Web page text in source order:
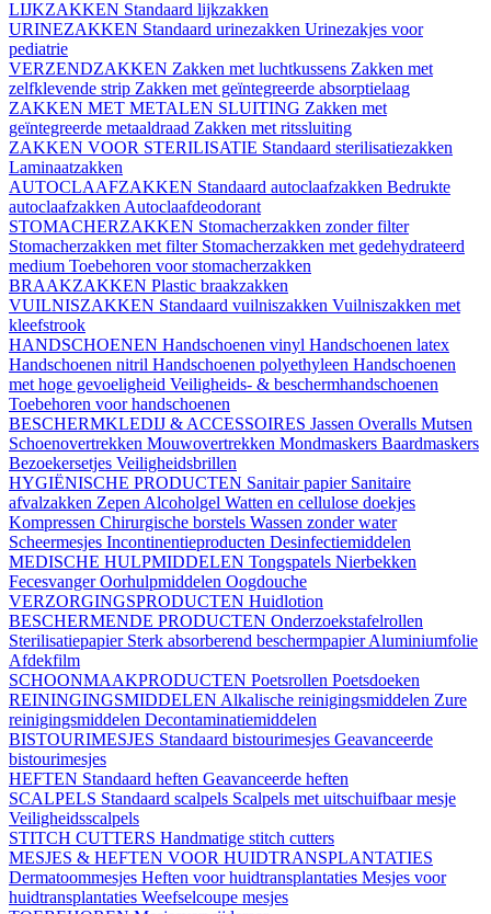
LIJKZAKKEN Standaard lijkzakken
URINEZAKKEN Standaard urinezakken Urinezakjes voor
pediatrie
VERZENDZAKKEN Zakken met luchtkussens Zakken met
zelfklevende strip Zakken met geïntegreerde absorptielaag
ZAKKEN MET METALEN SLUITING Zakken met
geïntegreerde metaaldraad Zakken met ritssluiting
ZAKKEN VOOR STERILISATIE Standaard sterilisatiezakken
Laminaatzakken
AUTOCLAAFZAKKEN Standaard autoclaafzakken Bedrukte
autoclaafzakken Autoclaafdeodorant
STOMACHERZAKKEN Stomacherzakken zonder filter
Stomacherzakken met filter Stomacherzakken met gedehydrateerd
medium Toebehoren voor stomacherzakken
BRAAKZAKKEN Plastic braakzakken
VUILNISZAKKEN Standaard vuilniszakken Vuilniszakken met
kleefstrook
HANDSCHOENEN Handschoenen vinyl Handschoenen latex
Handschoenen nitril Handschoenen polyethyleen Handschoenen
met hoge gevoeligheid Veiligheids- & beschermhandschoenen
Toebehoren voor handschoenen
BESCHERMKLEDIJ & ACCESSOIRES Jassen Overalls Mutsen
Schoenovertrekken Mouwovertrekken Mondmaskers Baardmaskers
Bezoekersetjes Veiligheidsbrillen
HYGIËNISCHE PRODUCTEN Sanitair papier Sanitaire
afvalzakken Zepen Alcoholgel Watten en cellulose doekjes
Kompressen Chirurgische borstels Wassen zonder water
Scheermesjes Incontinentieproducten Desinfectiemiddelen
MEDISCHE HULPMIDDELEN Tongspatels Nierbekken
FecesvangerOorhulpmiddelen Oogdouche
VERZORGINGSPRODUCTEN Huidlotion
BESCHERMENDE PRODUCTEN Onderzoekstafelrollen
Sterilisatiepapier Sterk absorberend beschermpapierAluminiumfolie
Afdekfilm
SCHOONMAAKPRODUCTEN Poetsrollen Poetsdoeken
REININGINGSMIDDELEN Alkalische reinigingsmiddelen Zure
reinigingsmiddelen Decontaminatiemiddelen
BISTOURIMESJES Standaard bistourimesjes Geavanceerde
bistourimesjes
HEFTEN Standaard heften Geavanceerde heften
SCALPELS Standaard scalpels Scalpels met uitschuifbaar mesje
Veiligheidsscalpels
STITCH CUTTERS Handmatige stitch cutters
MESJES & HEFTEN VOOR HUIDTRANSPLANTATIES
Dermatoommesjes Heften voor huidtransplantaties Mesjes voor
huidtransplantaties Weefselcoupe mesjes